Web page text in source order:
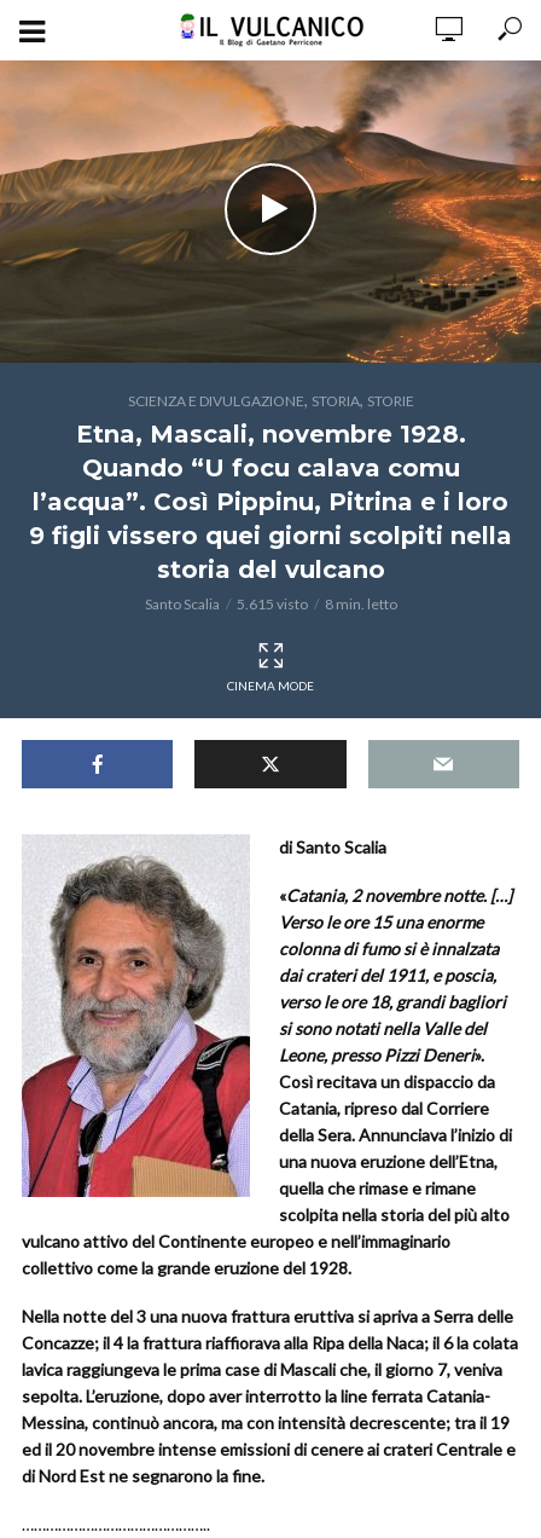
SCIENZA E DIVULGAZIONE, STORIA, STORIE
Etna, Mascali, novembre 1928.
Quando “U focu calava comu
l’acqua”. Così Pippinu, Pitrina e i loro
9 figli vissero quei giorni scolpiti nella
storia del vulcano
Santo Scalia 5.615 visto 8 min. letto
CINEMA MODE
di Santo Scalia
«Catania, 2 novembre notte. […]
Verso le ore 15 una enorme
colonna di fumo si è innalzata
dai crateri del 1911, e poscia,
verso le ore 18, grandi bagliori
si sono notati nella Valle del
Leone, presso Pizzi Deneri».
Così recitava un dispaccio da
Catania, ripreso dal Corriere
della Sera. Annunciava l’inizio di
una nuova eruzione dell’Etna,
quella che rimase e rimane
scolpita nella storia del più alto
vulcano attivo del Continente europeo e nell’immaginario
collettivo come la grande eruzione del 1928.
Nella notte del 3 una nuova frattura eruttiva si apriva a Serra delle
Concazze; il 4 la frattura riaffiorava alla Ripa della Naca; il 6 la colata
lavica raggiungeva le prima case di Mascali che, il giorno 7, veniva
sepolta.L’eruzione, dopo aver interrotto la line ferrata Catania-
Messina, continuò ancora, ma con intensità decrescente; tra il 19
ed il 20 novembre intense emissioni di cenere ai crateri Centrale e
di Nord Est ne segnarono la fine.
………………………………………..